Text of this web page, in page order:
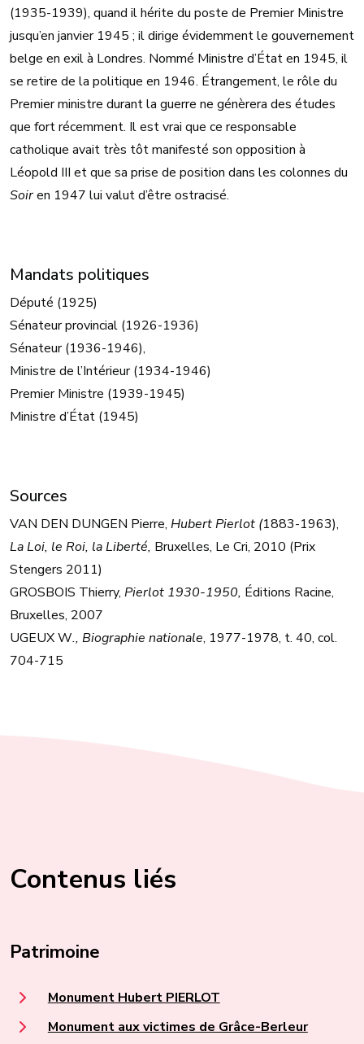
(1935-1939), quand il hérite du poste de Premier Ministre
jusqu’en janvier 1945 ; il dirige évidemment le gouvernement
belge en exil à Londres. Nommé Ministre d’État en 1945, il
se retire de la politique en 1946. Étrangement, le rôle du
Premier ministre durant la guerre ne génèrera des études
que fort récemment. Il est vrai que ce responsable
catholique avait très tôt manifesté son opposition à
Léopold III et que sa prise de position dans les colonnes du
Soiren 1947 lui valut d’être ostracisé.
Mandats politiques
Député (1925)
Sénateur provincial (1926-1936)
Sénateur (1936-1946),
Ministre de l’Intérieur (1934-1946)
Premier Ministre (1939-1945)
Ministre d’État (1945)
Sources
VAN DEN DUNGEN Pierre, Hubert Pierlot (1883-1963),
La Loi, le Roi, la Liberté, Bruxelles, Le Cri, 2010 (Prix
Stengers 2011)
GROSBOIS Thierry, Pierlot 1930-1950, Éditions Racine,
Bruxelles, 2007
UGEUX W., Biographie nationale, 1977-1978, t. 40, col.
704-715
Contenus liés
Patrimoine
Monument Hubert PIERLOT
Monument aux victimes de Grâce-Berleur